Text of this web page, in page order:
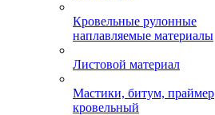
Кровельные рулонные
наплавляемые материалы
Листовой материал
Мастики, битум, праймер
кровельный